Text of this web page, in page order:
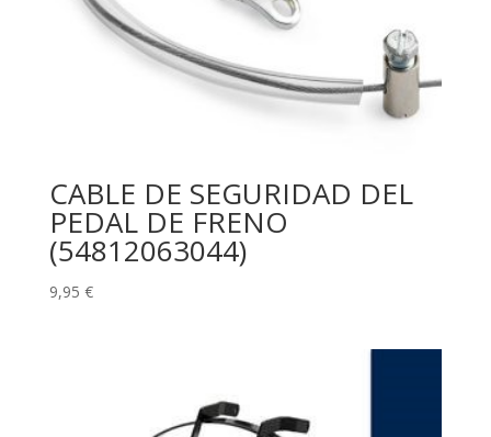
CABLE DE SEGURIDAD DEL
PEDAL DE FRENO
(54812063044)
9,95 €